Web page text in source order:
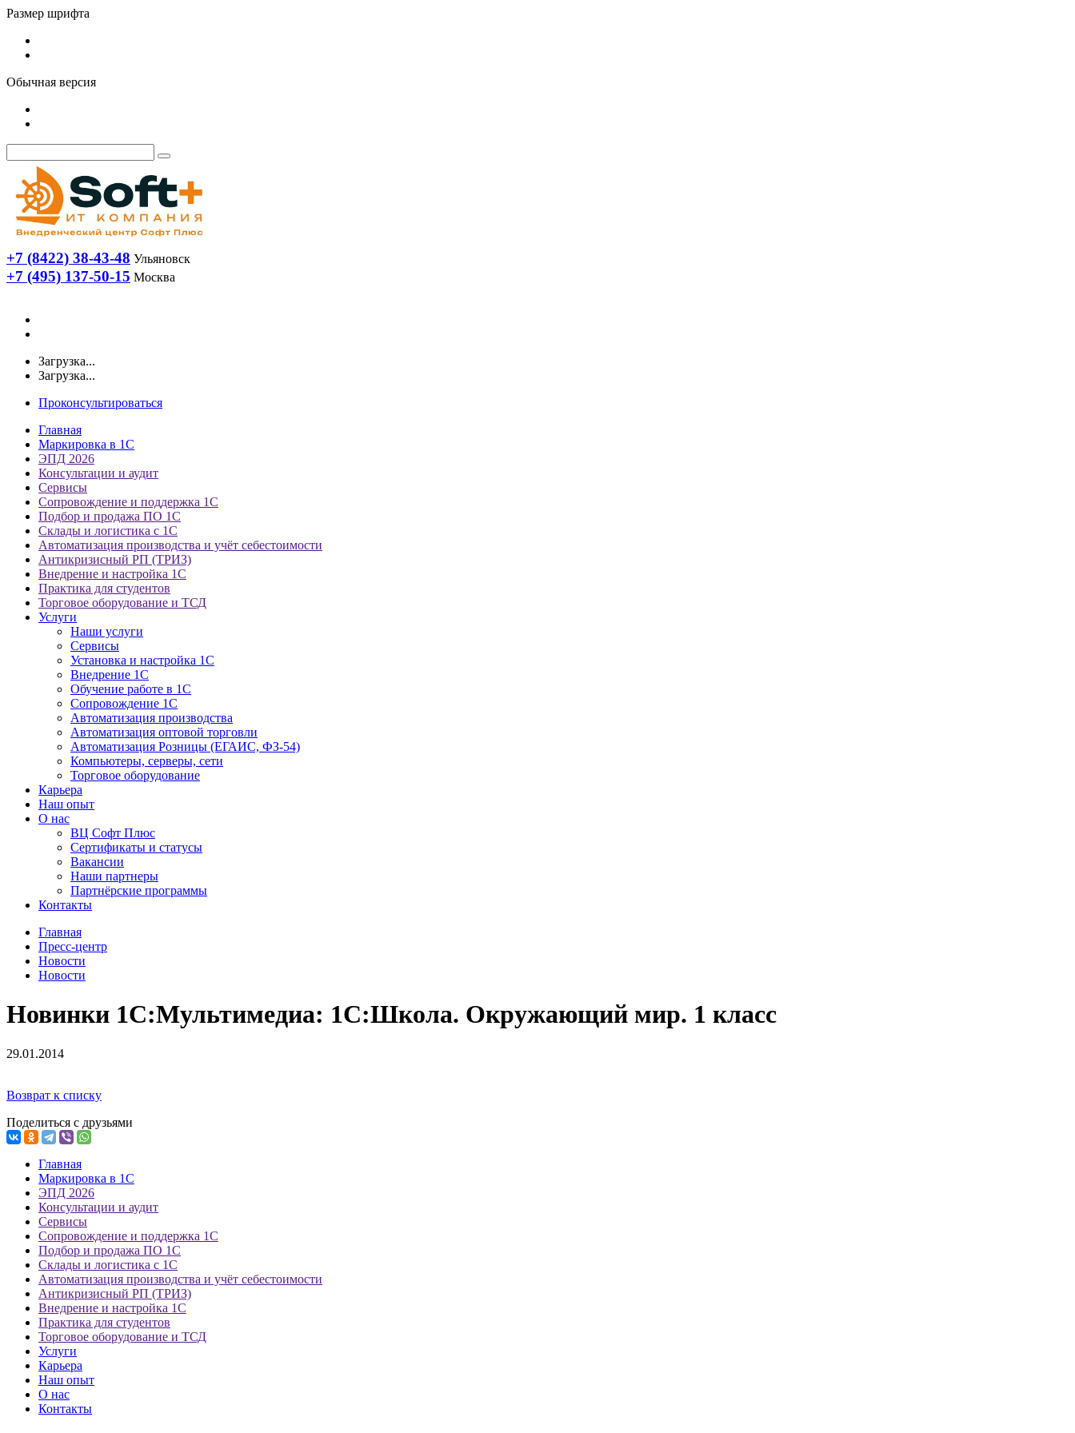
Размер шрифта
Обычная версия
+7 (8422) 38-43-48 Ульяновск
+7 (495) 137-50-15 Москва
Загрузка...
Загрузка...
Проконсультироваться
Главная
Маркировка в 1С
ЭПД 2026
Консультации и аудит
Сервисы
Сопровождение и поддержка 1С
Подбор и продажа ПО 1С
Склады и логистика с 1С
Автоматизация производства и учёт себестоимости
Антикризисный РП (ТРИЗ)
Внедрение и настройка 1С
Практика для студентов
Торговое оборудование и ТСД
Услуги
Наши услуги
Сервисы
Установка и настройка 1С
Внедрение 1С
Обучение работе в 1С
Сопровождение 1С
Автоматизация производства
Автоматизация оптовой торговли
Автоматизация Розницы (ЕГАИС, ФЗ-54)
Компьютеры, серверы, сети
Торговое оборудование
Карьера
Наш опыт
О нас
ВЦ Софт Плюс
Сертификаты и статусы
Вакансии
Наши партнеры
Партнёрские программы
Контакты
Главная
Пресс-центр
Новости
Новости
Новинки 1С:Мультимедиа: 1С:Школа. Окружающий мир. 1 класс
29.01.2014
Возврат к списку
Поделиться с друзьями
Главная
Маркировка в 1С
ЭПД 2026
Консультации и аудит
Сервисы
Сопровождение и поддержка 1С
Подбор и продажа ПО 1С
Склады и логистика с 1С
Автоматизация производства и учёт себестоимости
Антикризисный РП (ТРИЗ)
Внедрение и настройка 1С
Практика для студентов
Торговое оборудование и ТСД
Услуги
Карьера
Наш опыт
О нас
Контакты